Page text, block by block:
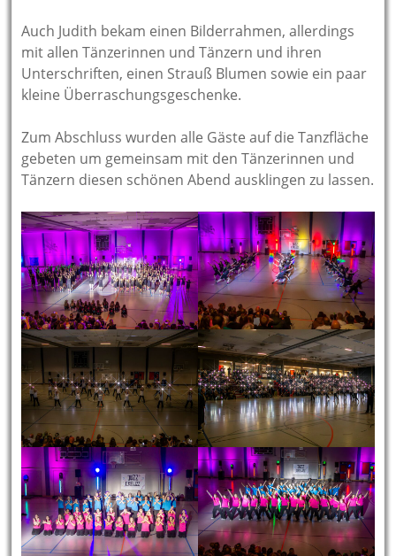
Auch Judith bekam einen Bilderrahmen, allerdings
mit allen Tänzerinnen und Tänzern und ihren
Unterschriften, einen Strauß Blumen sowie ein paar
kleine Überraschungsgeschenke.
Zum Abschluss wurden alle Gäste auf die Tanzfläche
gebeten um gemeinsam mit den Tänzerinnen und
Tänzern diesen schönen Abend ausklingen zu lassen.